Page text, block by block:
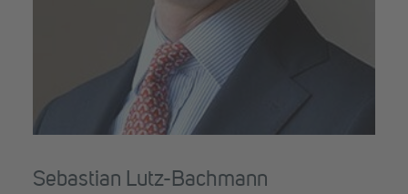
Sebastian Lutz-Bachmann